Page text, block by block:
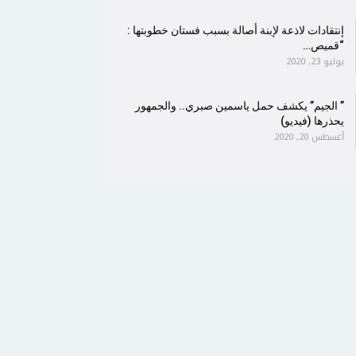
إنتقادات لاذعة لإبنة أصالة بسبب فستان خطوبتها :
“قميص…
يوليو 23, 2020
” الجيم” يكشف حمل ياسمين صبري.. والجمهور
يحذرها (فيديو)
أغسطس 20, 2020